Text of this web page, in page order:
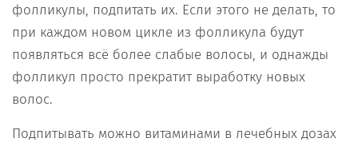
фолликулы, подпитать их. Если этого не делать, то
при каждом новом цикле из фолликула будут
появляться всё более слабые волосы, и однажды
фолликул просто прекратит выработку новых
волос.
Подпитывать можно витаминами в лечебных дозах